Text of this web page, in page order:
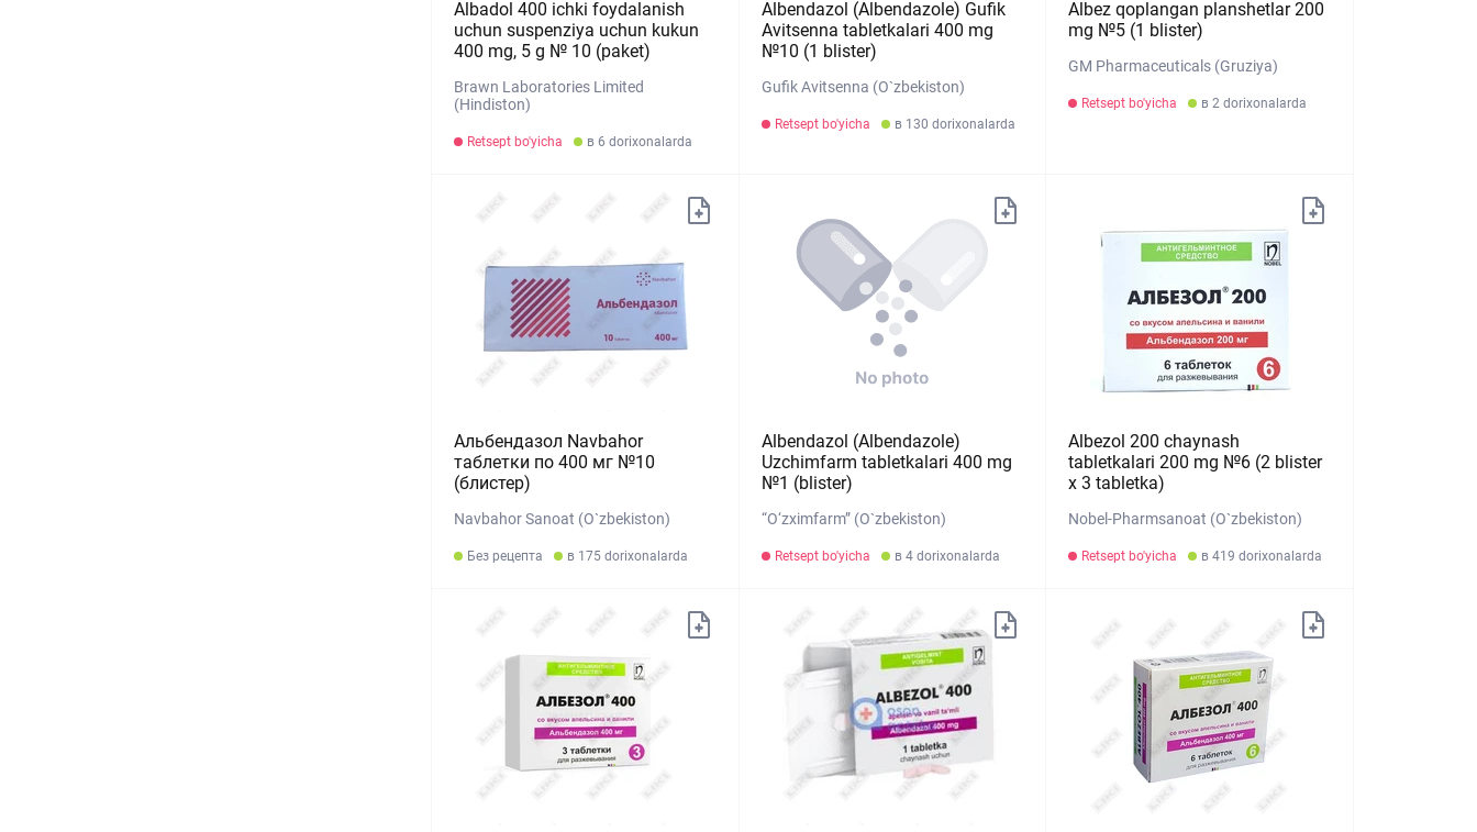
Albadol 400 ichki foydalanish
uchun suspenziya uchun kukun
400 mg, 5 g № 10 (paket)
Brawn Laboratories Limited
(Hindiston)
Retsept bo'yicha в 6 dorixonalarda
Albendazol (Albendazole) Gufik
Avitsenna tabletkalari 400 mg
№10 (1 blister)
Gufik Avitsenna (O`zbekiston)
Retsept bo'yicha в 130 dorixonalarda
Albez qoplangan planshetlar 200
mg №5 (1 blister)
GM Pharmaceuticals (Gruziya)
Retsept bo'yicha в 2 dorixonalarda
Альбендазол Navbahor
таблетки по 400 мг №10
(блистер)
Navbahor Sanoat (O`zbekiston)
Без рецепта в 175 dorixonalarda
Albendazol (Albendazole)
Uzchimfarm tabletkalari 400 mg
№1 (blister)
“O‘zximfarm” (O`zbekiston)
Retsept bo'yicha в 4 dorixonalarda
Albezol 200 chaynash
tabletkalari 200 mg №6 (2 blister
х 3 tabletka)
Nobel-Pharmsanoat (O`zbekiston)
Retsept bo'yicha в 419 dorixonalarda